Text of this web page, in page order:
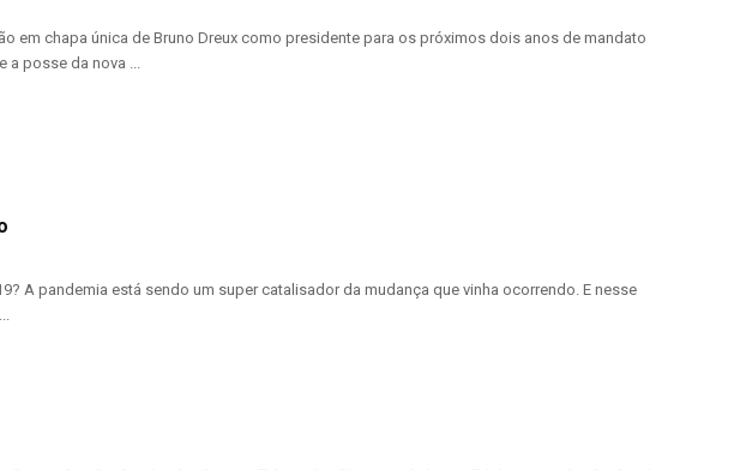
em chapa única de Bruno Dreux como presidente para os próximos dois anos de mandato
a posse da nova ...
A pandemia está sendo um super catalisador da mudança que vinha ocorrendo. E nesse